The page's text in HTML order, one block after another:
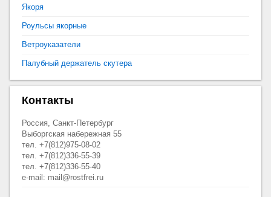
Якоря
Роульсы якорные
Ветроуказатели
Палубный держатель скутера
Контакты
Россия, Санкт-Петербург
Выборгская набережная 55
тел. +7(812)975-08-02
тел. +7(812)336-55-39
тел. +7(812)336-55-40
e-mail: mail@rostfrei.ru